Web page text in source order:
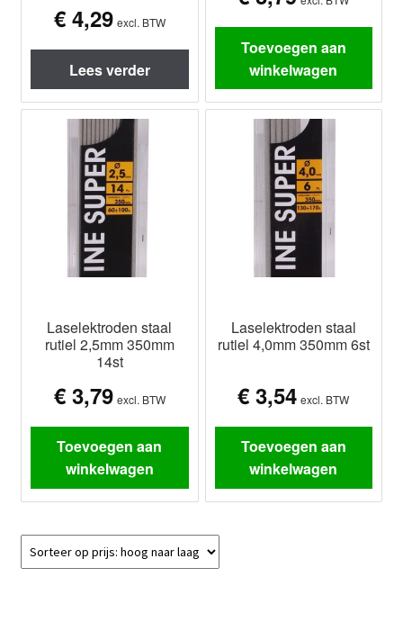
€4,29 excl. BTW
Lees verder
Toevoegen aan
winkelwagen
Laselektroden staal
rutiel 2,5mm 350mm
14st
€3,79 excl. BTW
Toevoegen aan
winkelwagen
Laselektroden staal
rutiel 4,0mm 350mm 6st
€ 3,54 excl. BTW
Toevoegen aan
winkelwagen